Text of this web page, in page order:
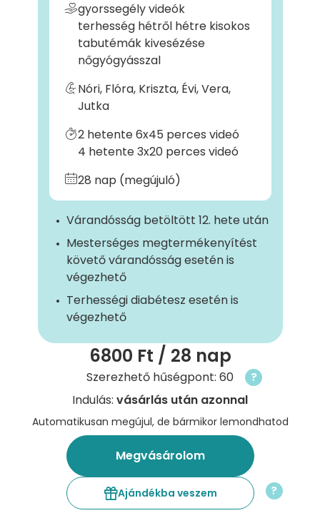
gyorssegély videók
terhesség hétről hétre kisokos
tabutémák kivesézése
nőgyógyásszal
Nóri, Flóra, Kriszta, Évi, Vera,
Jutka
2 hetente 6x45 perces videó
4 hetente 3x20 perces videó
28 nap (megújuló)
Várandósság betöltött 12. hete után
Mesterséges megtermékenyítést
követő várandósság esetén is
végezhető
Terhességi diabétesz esetén is
végezhető
6800 Ft / 28 nap
Szerezhető hűségpont: 60
?
Indulás: vásárlás után azonnal
Automatikusan megújul, de bármikor lemondhatod
Megvásárolom
Ajándékba veszem ?